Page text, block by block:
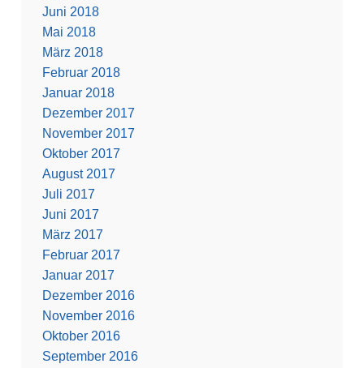
Juni 2018
Mai 2018
März 2018
Februar 2018
Januar 2018
Dezember 2017
November 2017
Oktober 2017
August 2017
Juli 2017
Juni 2017
März 2017
Februar 2017
Januar 2017
Dezember 2016
November 2016
Oktober 2016
September 2016